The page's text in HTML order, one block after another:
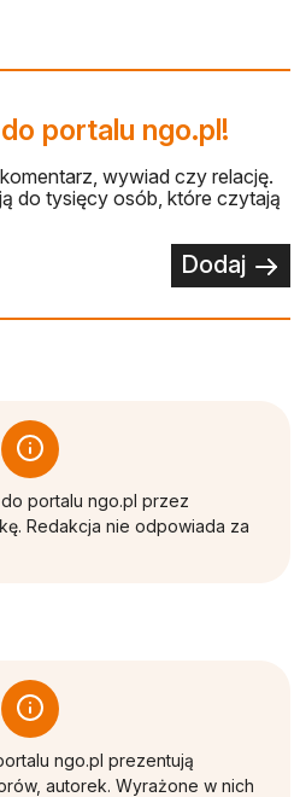
portalu ngo.pl!
wywiad czy relację.
do tysięcy osób, które czytają
Dodaj
do portalu ngo.pl przez
Redakcja nie odpowiada za
ngo.pl prezentują
autorek. Wyrażone w nich